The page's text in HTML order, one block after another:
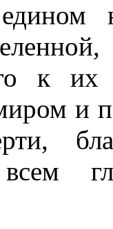
к
и
всем